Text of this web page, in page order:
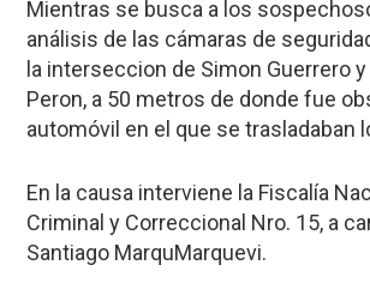
Mientras se busca a los
análisis de las cámaras de
la interseccion de Simon Guerrero y
Peron, a 50 metros de donde fue
automóvil en el que se trasladaban
En la causa interviene la Fiscalía
Criminal y Correccional Nro. 15, a
Santiago MarquMarquevi.